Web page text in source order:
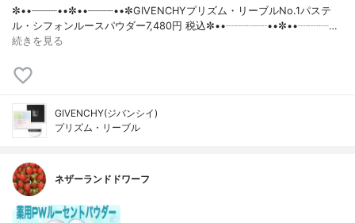
✼••┈┈┈┈••✼••┈┈┈┈••✼GIVENCHYプリズム・リーブルNo.1パステ
ル・シフォンルースパウダー7,480円 税込✼••┈┈┈┈••✼••┈┈┈…
続きを見る
GIVENCHY(ジバンシイ)
プリズム・リーブル
ネザーランドドワーフ